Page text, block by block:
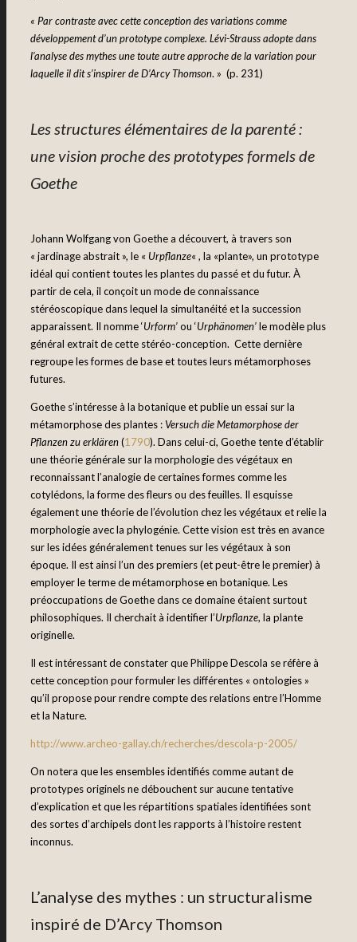
« Par contraste avec cette conception des variations comme
développement d’un prototype complexe. Lévi-Strauss adopte dans
l’analyse des mythes une toute autre approche de la variation pour
laquelle il dit s’inspirer de D’Arcy Thomson. » (p. 231)
Les structures élémentaires de la parenté :
une vision proche des prototypes formels de
Goethe
Johann Wolfgang von Goethe a découvert, à travers son
« jardinage abstrait », le « Urpflanze« , la «plante», un prototype
idéal qui contient toutes les plantes du passé et du futur. À
partir de cela, il conçoit un mode de connaissance
stéréoscopique dans lequel la simultanéité et la succession
apparaissent. Il nomme ‘Urform’ou ‘Urphänomen’le modèle plus
général extrait de cette stéréo-conception. Cette dernière
regroupe les formes de base et toutes leurs métamorphoses
futures.
Goethe s’intéresse à la botanique et publie un essai sur la
métamorphose des plantes : Versuch die Metamorphose der
Pflanzen zu erklären(1790). Dans celui-ci, Goethe tente d’établir
une théorie générale sur la morphologie des végétaux en
reconnaissant l’analogie de certaines formes comme les
cotylédons, la forme des fleurs ou des feuilles. Il esquisse
également une théorie de l’évolution chez les végétaux et relie la
morphologie avec la phylogénie. Cette vision est très en avance
sur les idées généralement tenues sur les végétaux à son
époque. Il est ainsi l’un des premiers (et peut-être le premier) à
employer le terme de métamorphose en botanique. Les
préoccupations de Goethe dans ce domaine étaient surtout
philosophiques. Il cherchait à identifier l’Urpflanze, la plante
originelle.
Il est intéressant de constater que Philippe Descola se réfère à
cette conception pour formuler les différentes « ontologies »
qu’il propose pour rendre compte des relations entre l’Homme
et la Nature.
http://www.archeo-gallay.ch/recherches/descola-p-2005/
On notera que les ensembles identifiés comme autant de
prototypes originels ne débouchent sur aucune tentative
d’explication et que les répartitions spatiales identifiées sont
des sortes d’archipels dont les rapports à l’histoire restent
inconnus.
L’analyse des mythes : un structuralisme
inspiré de D’Arcy Thomson